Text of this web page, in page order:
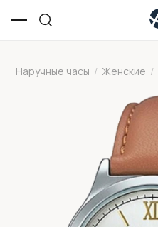
Наручные часы / Женские /